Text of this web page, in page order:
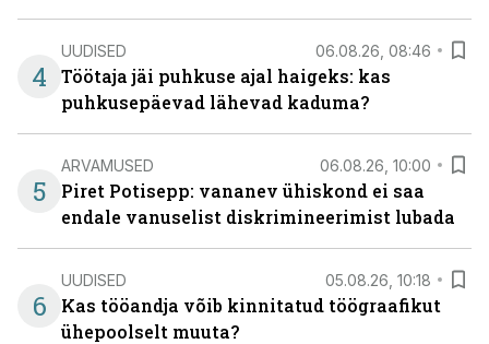
4
UUDISED 06.08.26, 08:46
Töötaja jäi puhkuse ajal haigeks: kas
puhkusepäevad lähevad kaduma?
5
ARVAMUSED 06.08.26, 10:00
Piret Potisepp: vananev ühiskond ei saa
endale vanuselist diskrimineerimist lubada
6
UUDISED 05.08.26, 10:18
Kas tööandja võib kinnitatud töögraafikut
ühepoolselt muuta?